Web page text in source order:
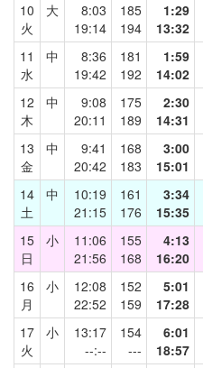
10
火
大
8:03
19:14
185
194
1:29
13:32
11
水
中
8:36
19:42
181
192
1:59
14:02
12
木
中
9:08
20:11
175
189
2:30
14:31
13
金
中
9:41
20:42
168
183
3:00
15:01
14
土
中
10:19
21:15
161
176
3:34
15:35
15
日
小
11:06
21:56
155
168
4:13
16:20
16
月
小
12:08
22:52
152
159
5:01
17:28
17
火
小
13:17
--:--
154
---
6:01
18:57